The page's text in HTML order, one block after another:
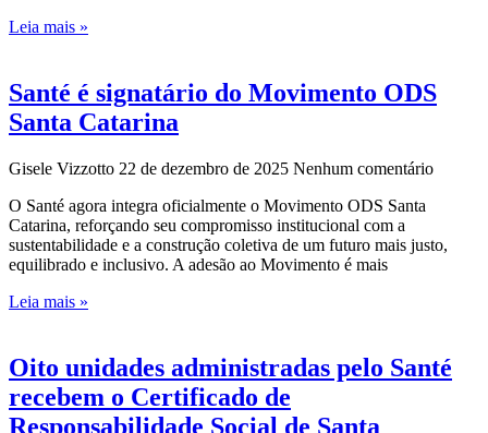
Leia mais »
Santé é signatário do Movimento ODS
Santa Catarina
Gisele Vizzotto 22 de dezembro de 2025 Nenhum comentário
O Santé agora integra oficialmente o Movimento ODS Santa
Catarina, reforçando seu compromisso institucional com a
sustentabilidade e a construção coletiva de um futuro mais justo,
equilibrado e inclusivo. A adesão ao Movimento é mais
Leia mais »
Oito unidades administradas pelo Santé
recebem o Certificado de
Responsabilidade Social de Santa